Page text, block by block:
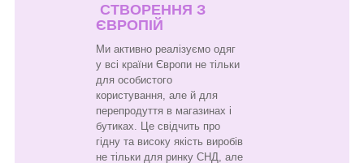
СТВОРЕННЯ З
ЄВРОПІЙ
Ми активно реалізуємо одяг
у всі країни Європи не тільки
для особистого
користування, але й для
перепродуття в магазинах і
бутиках. Це свідчить про
гідну та високу якість виробів
не тільки для ринку СНД, але